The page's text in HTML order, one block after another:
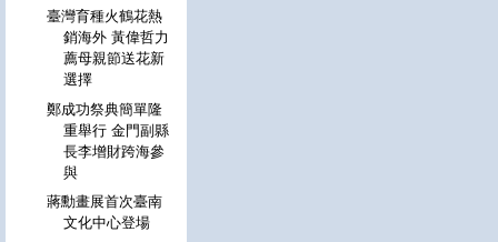
臺灣育種火鶴花熱
銷海外 黃偉哲力
薦母親節送花新
選擇
鄭成功祭典簡單隆
重舉行 金門副縣
長李增財跨海參
與
蔣勳畫展首次臺南
文化中心登場